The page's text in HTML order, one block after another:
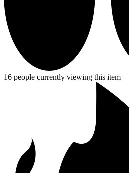
16 people currently viewing this item